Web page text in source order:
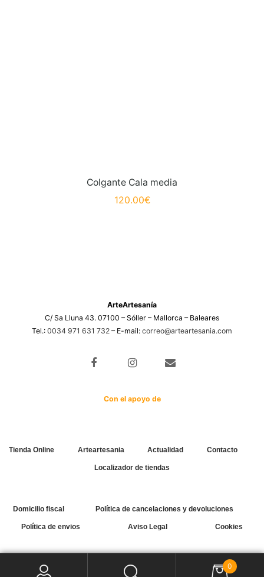
Colgante Cala media
120.00€
ArteArtesanía
C/ Sa Lluna 43. 07100 – Sóller – Mallorca – Baleares
Tel.: 0034 971 631 732 – E-mail: correo@arteartesania.com
Con el apoyo de
Tienda Online Arteartesania Actualidad Contacto
Localizador de tiendas
Domicilio fiscal Política de cancelaciones y devoluciones
Política de envios Aviso Legal Cookies
0